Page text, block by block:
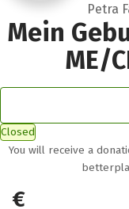
Petra
Mein
ME/
Closed
You will receive a
€180